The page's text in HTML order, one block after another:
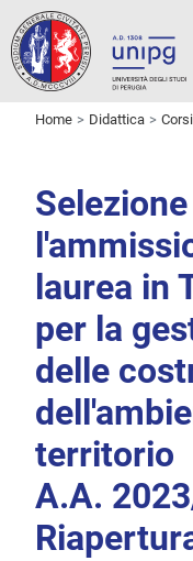
Home Didattica
laurea in
per la
delle
territorio
A.A.